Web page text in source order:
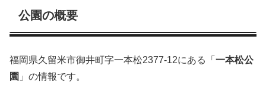
公園の概要
福岡県久留米市御井町字一本松2377-12にある「 一本松公
園 」の情報です。